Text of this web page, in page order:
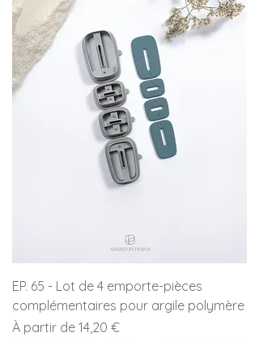
EP. 65 - Lot de 4 emporte-pièces
complémentaires pour argile polymère
À partir de 14,20 €
Prix promotionnel